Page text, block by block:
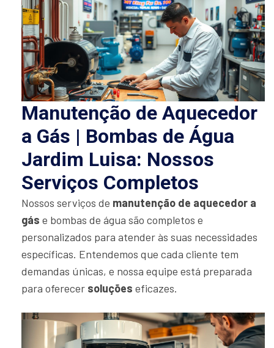
Manutenção de Aquecedor
a Gás | Bombas de Água
Jardim Luisa: Nossos
Serviços Completos
Nossos serviços de manutenção de aquecedor a
gás e bombas de água são completos e
personalizados para atender às suas necessidades
específicas. Entendemos que cada cliente tem
demandas únicas, e nossa equipe está preparada
para oferecer soluções eficazes.